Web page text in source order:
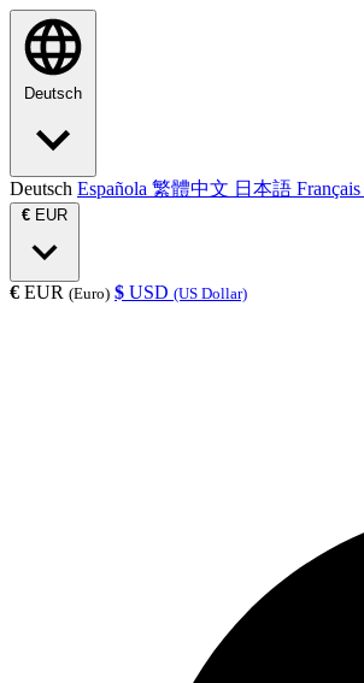
Deutsch
Deutsch Española 繁體中文 日本語 Français
€ EUR
€ EUR (Euro) $ USD (US Dollar)